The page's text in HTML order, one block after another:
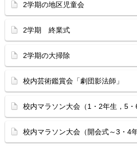
2学期の地区児童会
2学期 終業式
2学期の大掃除
校内芸術鑑賞会「劇団影法師」
校内マラソン大会（1・2年生，5・
校内マラソン大会（開会式～3・4年